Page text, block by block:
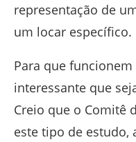
representação de
um locar específico.
Para que
interessante que
Creio que o Comitê
este tipo de estudo,